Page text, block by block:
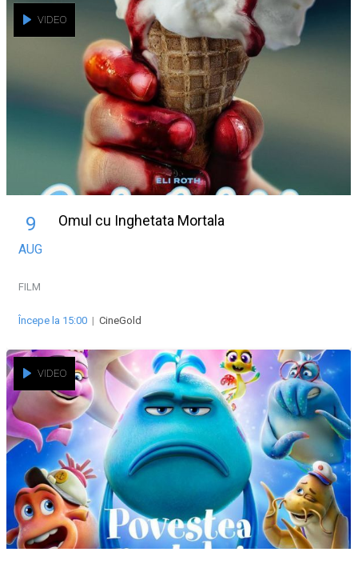
VIDEO
9
AUG
Omul cu Inghetata Mortala
FILM
Începe la 15:00 | CineGold
VIDEO